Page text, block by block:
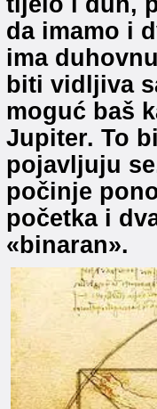
da imamo i
ima
biti vidljiva
moguć baš
Jupiter. To
pojavljuju
počinje
početka i
«binaran».